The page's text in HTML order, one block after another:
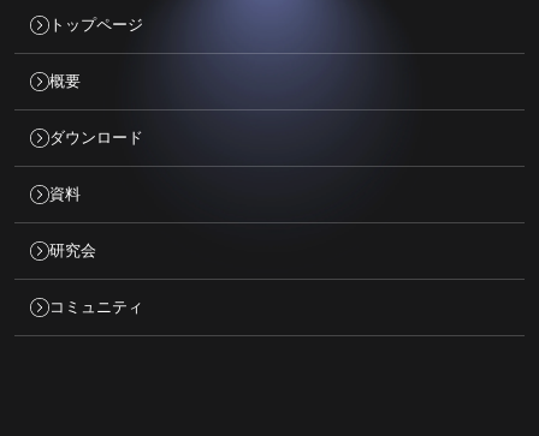
トップページ
概要
ダウンロード
資料
研究会
コミュニティ